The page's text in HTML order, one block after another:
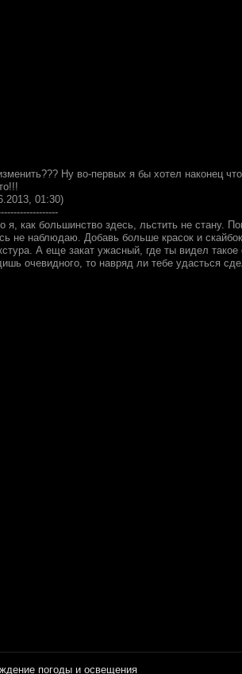
Ну во-первых я бы хотел наконец
01:30)
я, как большинство здесь, льстить не стану.
не наблюдаю. Добавь больше красок и
А еще закат ужасный, где ты видел
очевидного, то навряд ли тебе удасться
погоды и освещения